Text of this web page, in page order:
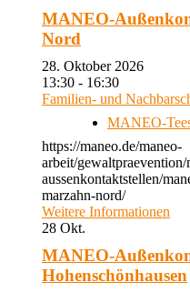
MANEO-
Nord
28. Oktober 2026
13:30 - 16:30
Familien- und
MANEO-
https://maneo.de/maneo-
arbeit/gewaltpraevention/
aussenkontaktstellen/
marzahn-nord/
Weitere Informationen
28 Okt.
MANEO-
Hohenschönhausen